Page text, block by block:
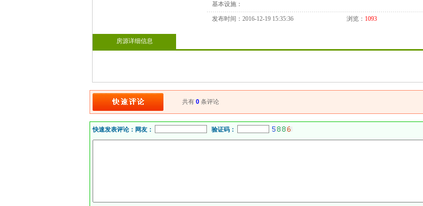
基本设施：
发布时间： 2016-12-19 15:35:36 浏览： 1093
房源详细信息
共有 0条评论
快速发表评论： 网友： 验证码：